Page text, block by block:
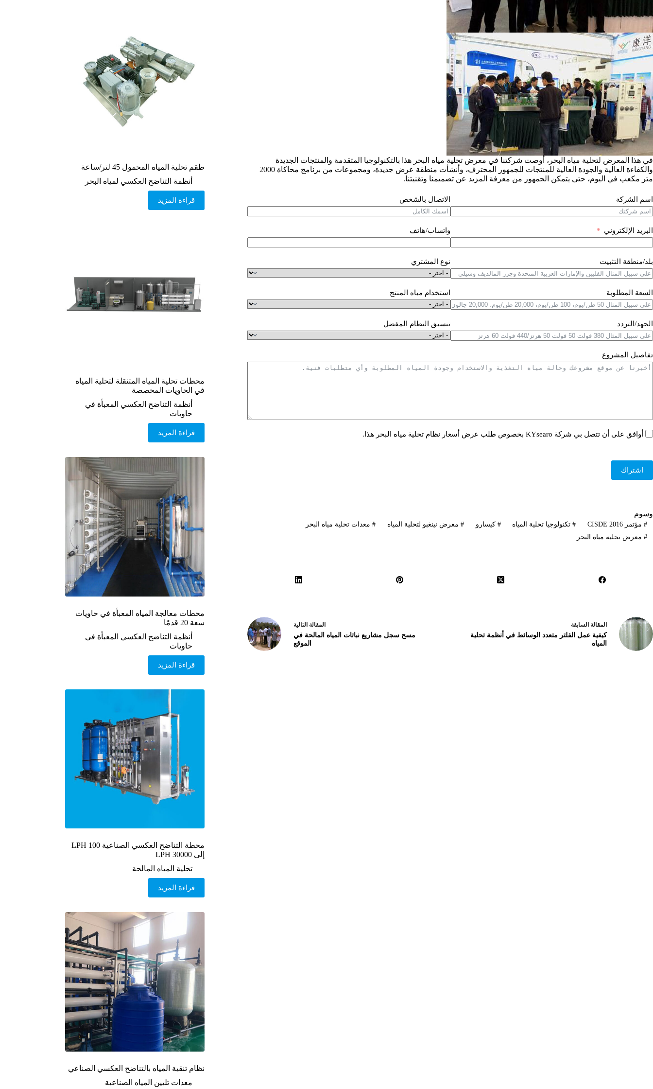
في هذا المعرض لتحلية مياه البحر، أوصت شركتنا في معرض تحلية مياه البحر هذا بالتكنولوجيا المتقدمة والمنتجات الجديدة
والكفاءة العالية والجودة العالية للمنتجات للجمهور المحترف، وأنشأت منطقة عرض جديدة، ومجموعات من برنامج محاكاة 2000
متر مكعب في اليوم، حتى يتمكن الجمهور من معرفة المزيد عن تصميمنا وتقنيتنا.
اسم الشركة الاتصال بالشخص
البريد الإلكتروني واتساب/هاتف
بلد/منطقة التثبيت نوع المشتري
السعة المطلوبة استخدام مياه المنتج
الجهد/التردد تنسيق النظام المفضل
تفاصيل المشروع
أوافق على أن تتصل بي شركة KYsearo بخصوص طلب عرض أسعار نظام تحلية مياه البحر هذا.
اشتراك
وسوم
#مؤتمر CISDE 2016 #تكنولوجيا تحلية المياه # كيسارو # معرض نينغبو لتحلية المياه # معدات تحلية مياه البحر
#معرض تحلية مياه البحر
المقالة السابقة
كيفية عمل الفلتر متعدد الوسائط في أنظمة تحلية
المياه
المقالة التالية
مسح سجل مشاريع نباتات المياه المالحة في
الموقع
طقم تحلية المياه المحمول 45 لتر/ساعة
أنظمة التناضح العكسي لمياه البحر
قراءة المزيد
محطات تحلية المياه المتنقلة لتحلية المياه
في الحاويات المخصصة
أنظمة التناضح العكسي المعبأة في
حاويات
قراءة المزيد
محطات معالجة المياه المعبأة في حاويات
سعة 20 قدمًا
أنظمة التناضح العكسي المعبأة في
حاويات
قراءة المزيد
محطة التناضح العكسي الصناعية 100 LPH
إلى 30000 LPH
تحلية المياه المالحة
قراءة المزيد
نظام تنقية المياه بالتناضح العكسي الصناعي
معدات تليين المياه الصناعية